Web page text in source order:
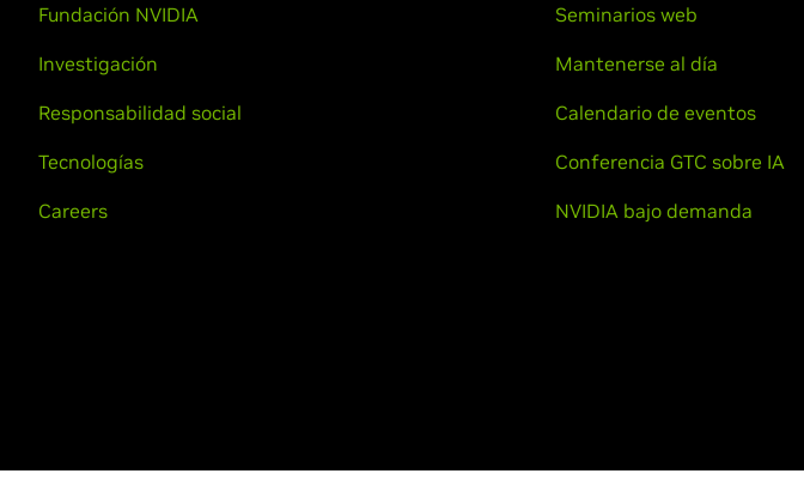
Fundación NVIDIA
Investigación
Responsabilidad social
Tecnologías
Careers
Seminarios web
Mantenerse al día
Calendario de eventos
Conferencia GTC sobre IA
NVIDIA bajo demanda